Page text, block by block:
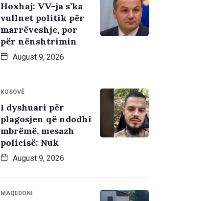
Hoxhaj: VV-ja s’ka
vullnet politik për
marrëveshje, por
për nënshtrimin
August 9, 2026
KOSOVË
I dyshuari për
plagosjen që ndodhi
mbrëmë, mesazh
policisë: Nuk
August 9, 2026
MAQEDONI